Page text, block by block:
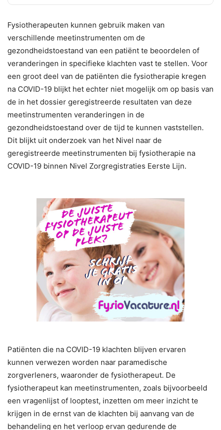
Fysiotherapeuten kunnen gebruik maken van
verschillende meetinstrumenten om de
gezondheidstoestand van een patiënt te beoordelen of
veranderingen in specifieke klachten vast te stellen. Voor
een groot deel van de patiënten die fysiotherapie kregen
na COVID-19 blijkt het echter niet mogelijk om op basis van
de in het dossier geregistreerde resultaten van deze
meetinstrumenten veranderingen in de
gezondheidstoestand over de tijd te kunnen vaststellen.
Dit blijkt uit onderzoek van het Nivel naar de
geregistreerde meetinstrumenten bij fysiotherapie na
COVID-19 binnen Nivel Zorgregistraties Eerste Lijn.
Patiënten die na COVID-19 klachten blijven ervaren
kunnen verwezen worden naar paramedische
zorgverleners, waaronder de fysiotherapeut. De
fysiotherapeut kan meetinstrumenten, zoals bijvoorbeeld
een vragenlijst of looptest, inzetten om meer inzicht te
krijgen in de ernst van de klachten bij aanvang van de
behandeling en het verloop ervan gedurende de